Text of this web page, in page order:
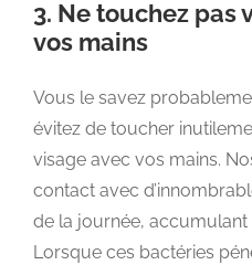
3. Ne touchez pas
vos mains
Vous le savez
évitez de toucher
visage avec vos mains.
contact avec
de la journée, accumulant
Lorsque ces bactéries